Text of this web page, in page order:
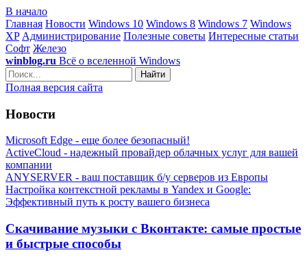
В начало
Главная Новости Windows 10 Windows 8 Windows 7 Windows
XP Администрирование Полезные советы Интересные статьи
Софт Железо
winblog.ru Всё о вселенной Windows
Найти
Полная версия сайта
Новости
Microsoft Edge - еще более безопасный!
ActiveCloud - надежный провайдер облачных услуг для вашей
компании
ANYSERVER - ваш поставщик б/у серверов из Европы
Настройка контекстной рекламы в Yandex и Google:
Эффективный путь к росту вашего бизнеса
Скачивание музыки с Вконтакте: самые простые
и быстрые способы